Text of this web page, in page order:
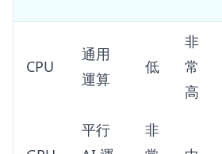
CPU
通用
運算
低
非
常
高
平行
非